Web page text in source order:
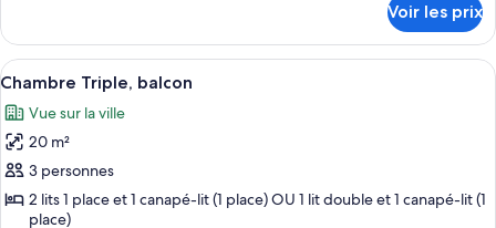
le
type
de
Chambre
Voir les prix
Afficher
toutes
les
photos
pour
ce
Une chambre d’hôtel avec deux
15
Chambre Triple, balcon
Vue sur la ville
20 m²
3 personnes
2 lits 1 place et 1 canapé-lit (1 place) OU 1 lit double et 1 canapé-lit (1
place)